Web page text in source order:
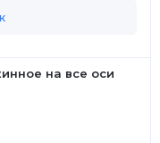
на все оси